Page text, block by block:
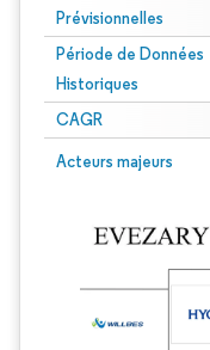
Prévisionnelles
Période de Données
Historiques
CAGR
Acteurs majeurs